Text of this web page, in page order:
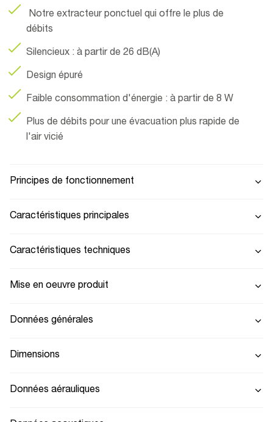
Notre extracteur ponctuel qui offre le plus de
débits
Silencieux : à partir de 26 dB(A)
Design épuré
Faible consommation d'énergie : à partir de 8 W
Plus de débits pour une évacuation plus rapide de
l'air vicié
Principes de fonctionnement
Caractéristiques principales
Caractéristiques techniques
Mise en oeuvre produit
Données générales
Dimensions
Données aérauliques